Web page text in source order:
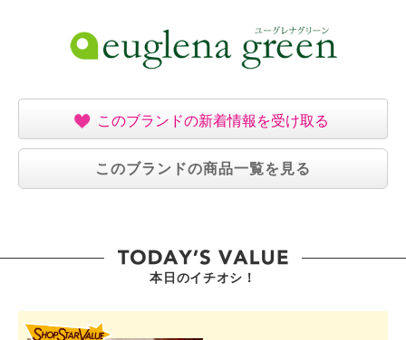
このブランドの新着情報を受け取る
このブランドの商品一覧を見る
本日のイチオシ！